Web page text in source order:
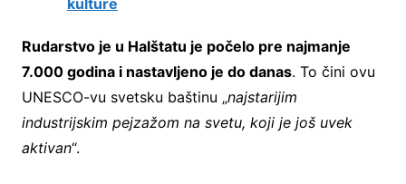
Rudarstvo je u Halštatu je počelo pre najmanje
7.000 godina i nastavljeno je do danas. To čini ovu
UNESCO-vu svetsku baštinu „najstarijim
industrijskim pejzažom na svetu, koji je još uvek
aktivan“.